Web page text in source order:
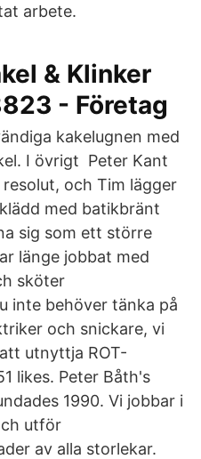
arbete.
& Klinker
- Företag
kakelugnen med
I övrigt Peter Kant
och Tim lägger
med batikbränt
sig som ett större
länge jobbat med
sköter
inte behöver tänka på
och snickare, vi
utnyttja ROT-
likes. Peter Båth's
1990. Vi jobbar i
utför
av alla storlekar.